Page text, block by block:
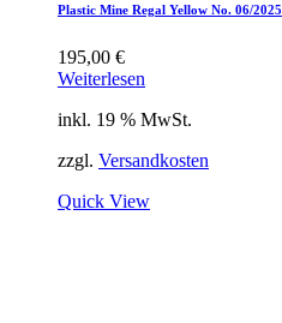
Plastic Mine Regal Yellow No. 06/2025
195,00 €
Weiterlesen
inkl. 19 % MwSt.
zzgl. Versandkosten
Quick View